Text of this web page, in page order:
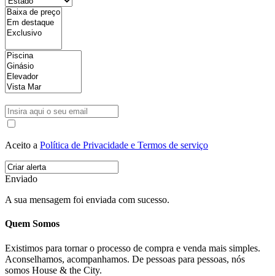
Aceito a Política de Privacidade e Termos de serviço
Enviado
A sua mensagem foi enviada com sucesso.
Quem Somos
Existimos para tornar o processo de compra e venda mais simples.
Aconselhamos, acompanhamos. De pessoas para pessoas, nós
somos House & the City.